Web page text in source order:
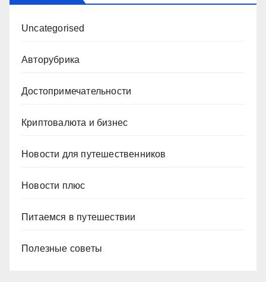
Uncategorised
Авторубрика
Достопримечательности
Криптовалюта и бизнес
Новости для путешественников
Новости плюс
Питаемся в путешествии
Полезные советы